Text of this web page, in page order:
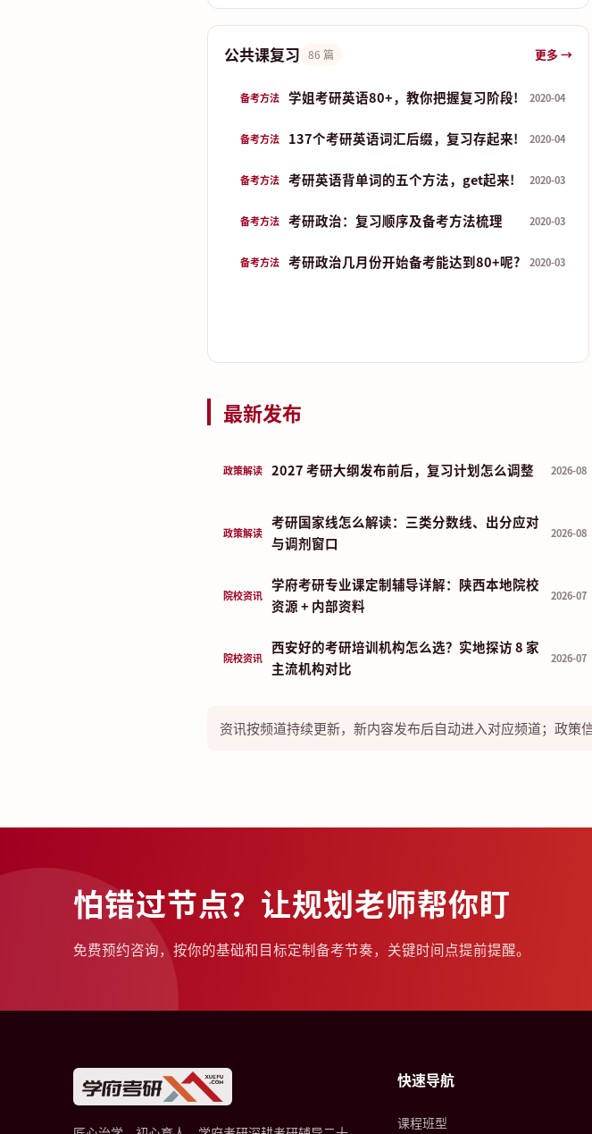
公共课复习 86 篇 更多 →
备考方法 学姐考研英语80+，教你把握复习阶段! 2020-04
备考方法 137个考研英语词汇后缀，复习存起来! 2020-04
备考方法 考研英语背单词的五个方法，get起来! 2020-03
备考方法 考研政治：复习顺序及备考方法梳理 2020-03
备考方法 考研政治几月份开始备考能达到80+呢? 2020-03
最新发布
政策解读 2027 考研大纲发布前后，复习计划怎么调整 2026-08
政策解读
考研国家线怎么解读：三类分数线、出分应对
与调剂窗口
2026-08
院校资讯
学府考研专业课定制辅导详解：陕西本地院校
资源 + 内部资料
2026-07
院校资讯
西安好的考研培训机构怎么选？实地探访 8 家
主流机构对比
2026-07
资讯按频道持续更新，新内容发布后自动进入对应频道；政策
怕错过节点？让规划老师帮你盯
免费预约咨询，按你的基础和目标定制备考节奏，关键时间点提前提醒。
快速导航
课程班型